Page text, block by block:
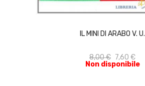
IL MINI DI ARABO V. U.
8,00 € 7,60 €
Non disponibile
ACQUISTA